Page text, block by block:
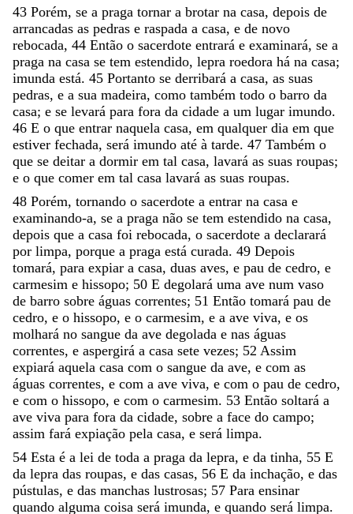
43 Porém, se a praga tornar a brotar na casa, depois de
arrancadas as pedras e raspada a casa, e de novo
rebocada, 44 Então o sacerdote entrará e examinará, se a
praga na casa se tem estendido, lepra roedora há na casa;
imunda está. 45 Portanto se derribará a casa, as suas
pedras, e a sua madeira, como também todo o barro da
casa; e se levará para fora da cidade a um lugar imundo.
46 E o que entrar naquela casa, em qualquer dia em que
estiver fechada, será imundo até à tarde. 47 Também o
que se deitar a dormir em tal casa, lavará as suas roupas;
e o que comer em tal casa lavará as suas roupas.
48 Porém, tornando o sacerdote a entrar na casa e
examinando-a, se a praga não se tem estendido na casa,
depois que a casa foi rebocada, o sacerdote a declarará
por limpa, porque a praga está curada. 49 Depois
tomará, para expiar a casa, duas aves, e pau de cedro, e
carmesim e hissopo; 50 E degolará uma ave num vaso
de barro sobre águas correntes; 51 Então tomará pau de
cedro, e o hissopo, e o carmesim, e a ave viva, e os
molhará no sangue da ave degolada e nas águas
correntes, e aspergirá a casa sete vezes; 52 Assim
expiará aquela casa com o sangue da ave, e com as
águas correntes, e com a ave viva, e com o pau de cedro,
e com o hissopo, e com o carmesim. 53 Então soltará a
ave viva para fora da cidade, sobre a face do campo;
assim fará expiação pela casa, e será limpa.
54 Esta é a lei de toda a praga da lepra, e da tinha, 55 E
da lepra das roupas, e das casas, 56 E da inchação, e das
pústulas, e das manchas lustrosas; 57 Para ensinar
quando alguma coisa será imunda, e quando será limpa.